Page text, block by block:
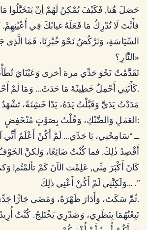
حَصَلَ هُنا, فَكَيْفَ يُمْكِنُ لَهُمْ أِنْ يَتَخَيَّلُوا
فأَنْتَ لَا تُدْرِكُ مَا فَعَلَهُ غيابُكَ فِي أَعْيُنِهِمْ.
السِّيَاسَةِ، وَنَرْكُضُ نَحْوَ خُبْزِنَا، فَمَا
النَّارِ؟»
تَقَدَّمْتُ نَحْوَ جَدِّي مرة أخرى وَعَيْنَايَ
كَأَنَّنِي أَحْمِلُ خَطِيئَةَ مَا حَدَثَ… وَمَا لَمْ أَحْدُثْهُ.
مَدَدْتُ يَدَيَّ وَقَبَّلْتُ يَدَهُ، يَدًا خَشِنَةً،
العَمَلِ وَالضَّنْكِ، وَقُلْتُ بِصَوْتٍ مُنْخَفِضٍ:
ــ “سَامِحْنِي، يَا جَدِّي… لَمْ أَكُنْ أَعْلَمُ أَنِّي
أَقْصِدُ ذٰلِكَ. فما كُنْتُ ضَائِعًا، وَلكنَّ
كَانَ أَكْبَرَ مِنِّي, عَلِمْت الآنَ كَمْ تألمْتُم!
وَلَكِنَّنِي لَمْ أَكُنْ أَعْنِي ذٰلِكَ… .”
ثُمَّ سَكَتَ، وَأَدَارَ ظَهْرَهُ، وَمَضَى جَارًّا جَدِّي إِلَى غُرْفَتِهِ.
تَبِعْتُهُمَا بِنَظَرِي، وَصَدْرِي يَخْتَلِجُ. كُنْتُ